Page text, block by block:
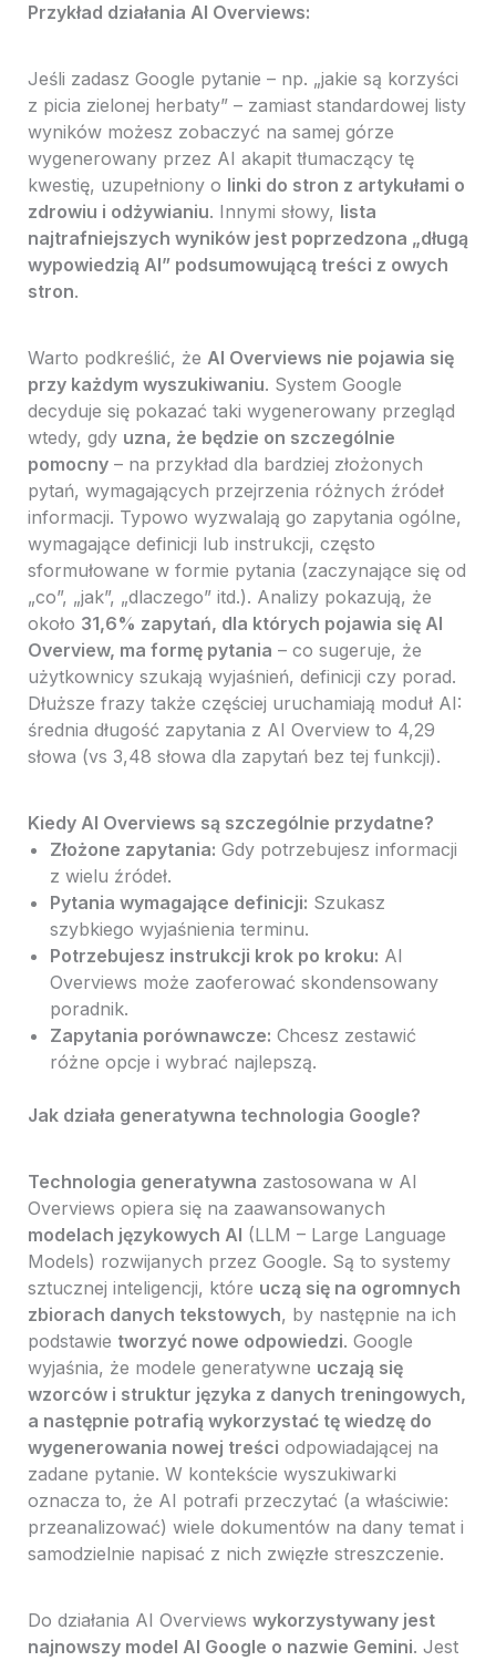
Przykład działania AI Overviews:
Jeśli zadasz Google pytanie – np. „jakie są korzyści
z picia zielonej herbaty” – zamiast standardowej listy
wyników możesz zobaczyć na samej górze
wygenerowany przez AI akapit tłumaczący tę
kwestię, uzupełniony o linki do stron z artykułami o
zdrowiu i odżywianiu. Innymi słowy, lista
najtrafniejszych wyników jest poprzedzona „długą
wypowiedzią AI” podsumowującą treści z owych
stron.
Warto podkreślić, że AI Overviews nie pojawia się
przy każdym wyszukiwaniu. System Google
decyduje się pokazać taki wygenerowany przegląd
wtedy, gdy uzna, że będzie on szczególnie
pomocny– na przykład dla bardziej złożonych
pytań, wymagających przejrzenia różnych źródeł
informacji. Typowo wyzwalają go zapytania ogólne,
wymagające definicji lub instrukcji, często
sformułowane w formie pytania (zaczynające się od
„co”, „jak”, „dlaczego” itd.). Analizy pokazują, że
około 31,6% zapytań, dla których pojawia się AI
Overview, ma formę pytania – co sugeruje, że
użytkownicy szukają wyjaśnień, definicji czy porad.
Dłuższe frazy także częściej uruchamiają moduł AI:
średnia długość zapytania z AI Overview to 4,29
słowa (vs 3,48 słowa dla zapytań bez tej funkcji).
Kiedy AI Overviews są szczególnie przydatne?
Złożone zapytania: Gdy potrzebujesz informacji
z wielu źródeł.
Pytania wymagające definicji: Szukasz
szybkiego wyjaśnienia terminu.
Potrzebujesz instrukcji krok po kroku: AI
Overviews może zaoferować skondensowany
poradnik.
Zapytania porównawcze: Chcesz zestawić
różne opcje i wybrać najlepszą.
Jak działa generatywna technologia Google?
Technologia generatywna zastosowana w AI
Overviews opiera się na zaawansowanych
modelach językowych AI (LLM – Large Language
Models) rozwijanych przez Google. Są to systemy
sztucznej inteligencji, które uczą się na ogromnych
zbiorach danych tekstowych, by następnie na ich
podstawie tworzyć nowe odpowiedzi. Google
wyjaśnia, że modele generatywne uczają się
wzorców i struktur języka z danych treningowych,
a następnie potrafią wykorzystać tę wiedzę do
wygenerowania nowej treści odpowiadającej na
zadane pytanie. W kontekście wyszukiwarki
oznacza to, że AI potrafi przeczytać (a właściwie:
przeanalizować) wiele dokumentów na dany temat i
samodzielnie napisać z nich zwięzłe streszczenie.
Do działania AI Overviews wykorzystywany jest
najnowszy model AI Google o nazwie Gemini. Jest